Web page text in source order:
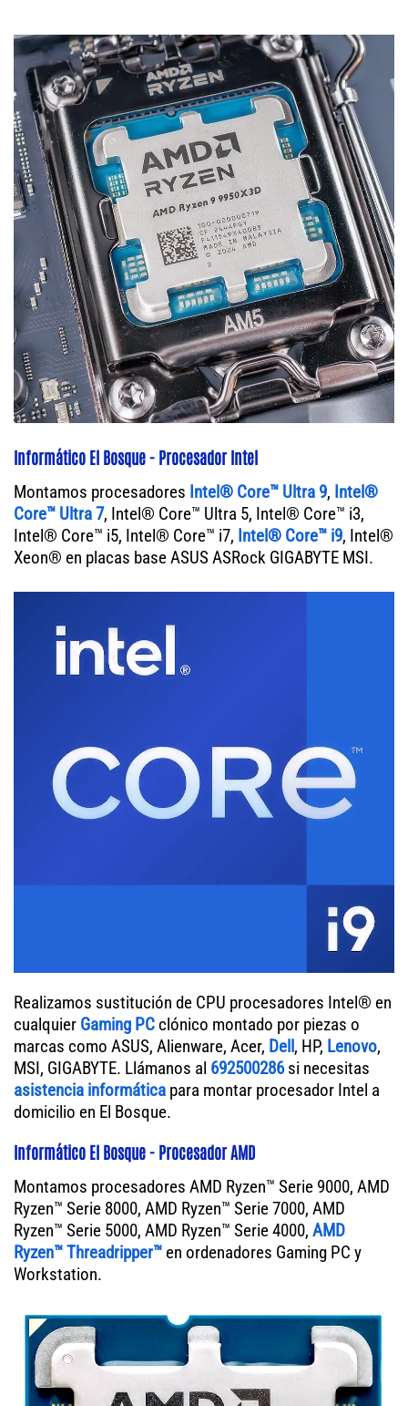
Informático El Bosque - Procesador Intel
Montamos procesadores Intel® Core™ Ultra 9, Intel®
Core™ Ultra 7, Intel® Core™ Ultra 5, Intel® Core™ i3,
Intel® Core™ i5, Intel® Core™ i7, Intel® Core™ i9, Intel®
Xeon® en placas base ASUS ASRock GIGABYTE MSI.
Realizamos sustitución de CPU procesadores Intel® en
cualquier Gaming PC clónico montado por piezas o
marcas como ASUS, Alienware, Acer, Dell, HP, Lenovo,
MSI, GIGABYTE. Llámanos al 692500286si necesitas
asistencia informática para montar procesador Intel a
domicilio en El Bosque.
Informático El Bosque - Procesador AMD
Montamos procesadores AMD Ryzen™ Serie 9000, AMD
Ryzen™ Serie 8000, AMD Ryzen™ Serie 7000, AMD
Ryzen™ Serie 5000, AMD Ryzen™ Serie 4000, AMD
Ryzen™ Threadripper™ en ordenadores Gaming PC y
Workstation.